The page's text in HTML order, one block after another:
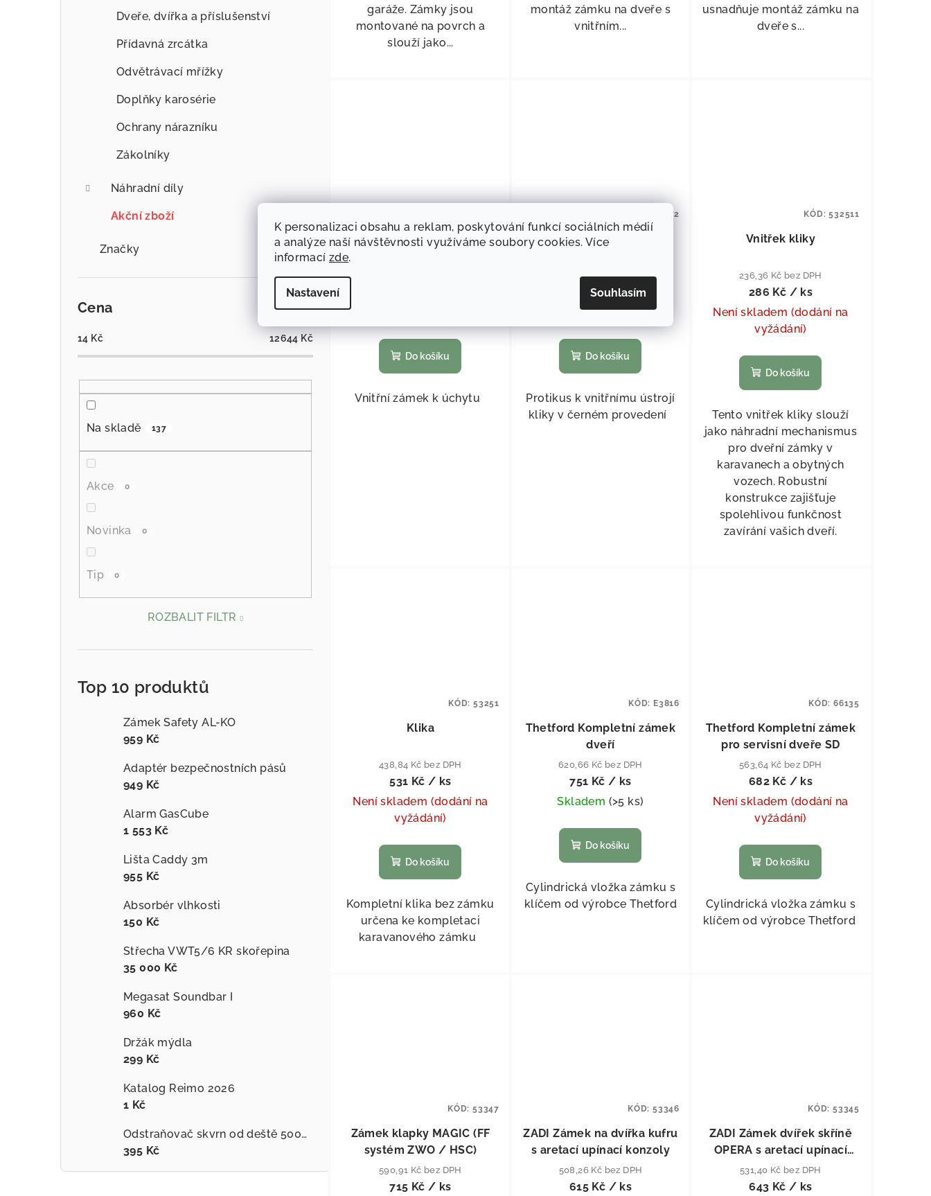
K personalizaci obsahu a reklam, poskytování funkcí sociálních médií
a analýze naší návštěvnosti využíváme soubory cookies. Více
informacízde.
Nastavení Souhlasím
Dveře, dvířka a příslušenství
Přídavná zrcátka
Odvětrávací mřížky
Doplňky karosérie
Ochrany nárazníku
Zákolníky
Náhradní díly
Akční zboží
Značky
Cena
14 Kč 12644 Kč
Na skladě 137
Akce 0
Novinka 0
Tip 0
ROZBALIT FILTR
Top 10 produktů
Zámek Safety AL-KO
959 Kč
Adaptér bezpečnostních pásů
949 Kč
Alarm GasCube
1 553 Kč
Lišta Caddy 3m
955 Kč
Absorbér vlhkosti
150 Kč
Střecha VWT5/6 KR skořepina
35 000 Kč
Megasat Soundbar I
960 Kč
Držák mýdla
299 Kč
Katalog Reimo 2026
1 Kč
Odstraňovač skvrn od deště 500ml
395 Kč
garáže. Zámky jsou
montované na povrch a
slouží jako...
montáž zámku na dveře s
vnitřním...
usnadňuje montáž zámku na
dveře s...
Vnitřní zámek
Do košíku
Vnitřní zámek k úchytu
Vnitřek kliky protikus
117,36 Kč bez DPH
142 Kč/ ks
Skladem(>5 ks)
Do košíku
Protikus k vnitřnímu ústrojí
kliky v černém provedení
532512
Vnitřek kliky
236,36 Kč bez DPH
286 Kč / ks
Není skladem (dodání na
vyžádání)
Do košíku
Tento vnitřek kliky slouží
jako náhradní mechanismus
pro dveřní zámky v
karavanech a obytných
vozech. Robustní
konstrukce zajišťuje
spolehlivou funkčnost
zavírání vašich dveří.
KÓD:532511
Klika
438,84 Kč bez DPH
531 Kč / ks
Není skladem (dodání na
vyžádání)
Do košíku
Kompletní klika bez zámku
určena ke kompletaci
karavanového zámku
KÓD: 53251
Thetford Kompletní zámek
dveří
620,66 Kč bez DPH
751 Kč / ks
Skladem (>5 ks)
Do košíku
Cylindrická vložka zámku s
klíčem od výrobce Thetford
KÓD: E3816
Thetford Kompletní zámek
pro servisní dveře SD
563,64 Kč bez DPH
682 Kč / ks
Není skladem (dodání na
vyžádání)
Do košíku
Cylindrická vložka zámku s
klíčem od výrobce Thetford
KÓD: 66135
Zámek klapky MAGIC (FF
systém ZWO / HSC)
590,91 Kč bez DPH
715 Kč/ ks
KÓD: 53347
ZADI Zámek na dvířka kufru
s aretací upínací konzoly
508,26 Kč bez DPH
615 Kč / ks
KÓD: 53346
ZADI Zámek dvířek skříně
OPERA s aretací upínací
konzoly
531,40 Kč bez DPH
643 Kč/ ks
KÓD: 53345